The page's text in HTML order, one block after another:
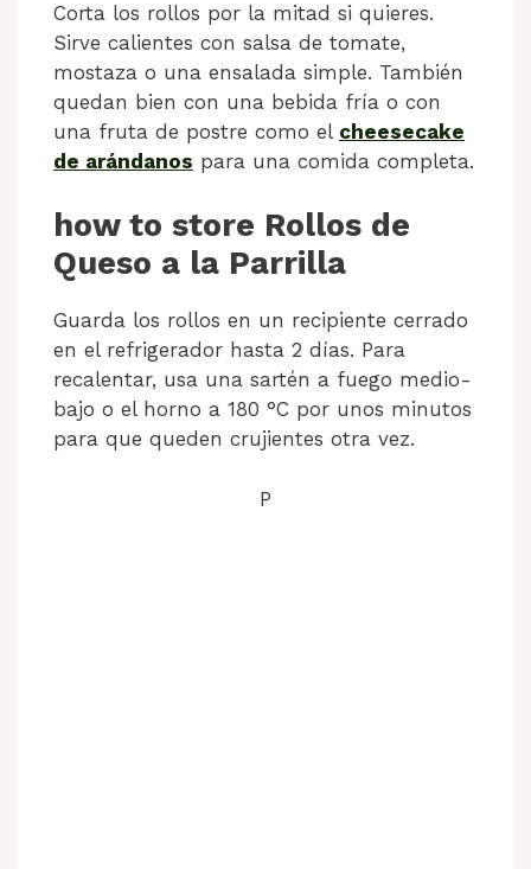
Corta los rollos por la mitad si quieres.
Sirve calientes con salsa de tomate,
mostaza o una ensalada simple. También
quedan bien con una bebida fría o con
una fruta de postre como el cheesecake
de arándanos para una comida completa.
how to store Rollos de
Queso a la Parrilla
Guarda los rollos en un recipiente cerrado
en el refrigerador hasta 2 días. Para
recalentar, usa una sartén a fuego medio-
bajo o el horno a 180 °C por unos minutos
para que queden crujientes otra vez.
P